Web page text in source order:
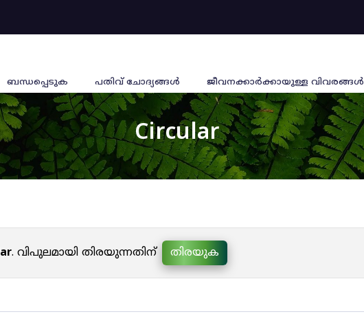
ബന്ധപ്പെടുക പതിവ് ചോദ്യങ്ങൾ ജീവനക്കാര്‍ക്കായുള്ള വിവരങ്ങള്‍
Circular
. വിപുലമായി തിരയുന്നതിന് തിരയുക